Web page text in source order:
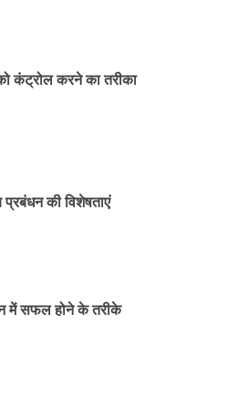
कंट्रोल करने का तरीका
की विशेषताएं
में सफल होने के तरीके